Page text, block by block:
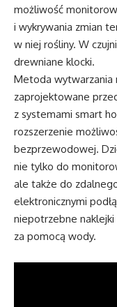
możliwość
i wykrywania zmian
w niej rośliny. W
drewniane klocki.
Metoda wytwarzania
zaprojektowane
z systemami smart
rozszerzenie
bezprzewodowej.
nie tylko do
ale także do
elektronicznymi
niepotrzebne naklejki
za pomocą wody.